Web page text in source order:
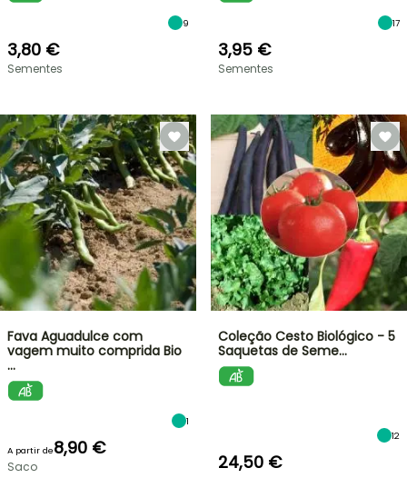
9
3,80 €
Sementes
17
3,95 €
Sementes
Fava Aguadulce com
vagem muito comprida Bio
…
1
A partir de8,90 €
Saco
Coleção Cesto Biológico - 5
Saquetas de Seme…
12
24,50 €